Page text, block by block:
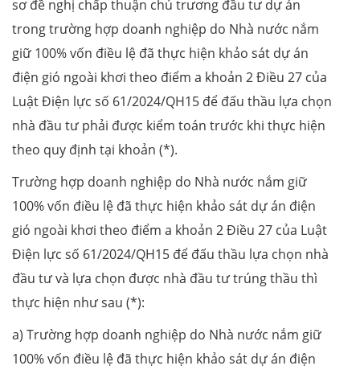
sơ đề nghị chấp thuận chủ trương đầu tư dự án
trong trường hợp doanh nghiệp do Nhà nước nắm
giữ 100% vốn điều lệ đã thực hiện khảo sát dự án
điện gió ngoài khơi theo điểm a khoản 2 Điều 27 của
Luật Điện lực số 61/2024/QH15 để đấu thầu lựa chọn
nhà đầu tư phải được kiểm toán trước khi thực hiện
theo quy định tại khoản (*).
Trường hợp doanh nghiệp do Nhà nước nắm giữ
100% vốn điều lệ đã thực hiện khảo sát dự án điện
gió ngoài khơi theo điểm a khoản 2 Điều 27 của Luật
Điện lực số 61/2024/QH15 để đấu thầu lựa chọn nhà
đầu tư và lựa chọn được nhà đầu tư trúng thầu thì
thực hiện như sau (*):
a) Trường hợp doanh nghiệp do Nhà nước nắm giữ
100% vốn điều lệ đã thực hiện khảo sát dự án điện